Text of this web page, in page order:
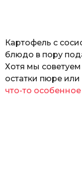
Картофель с
блюдо в пору
Хотя мы советуем
остатки пюре или
что-то